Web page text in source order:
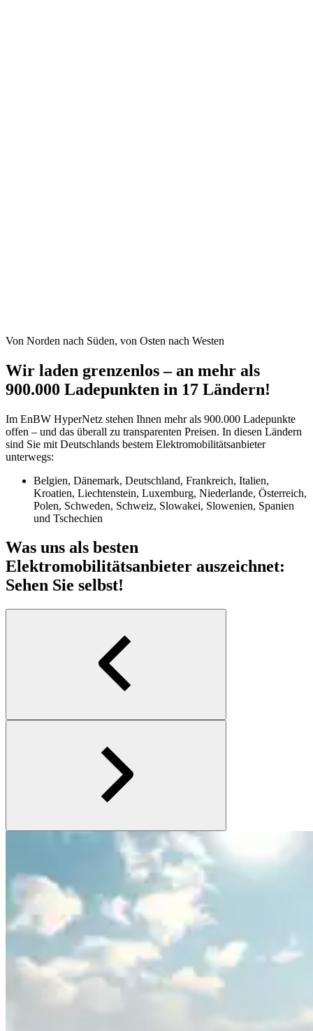
Von Norden nach Süden, von Osten nach Westen
Wir laden grenzenlos – an mehr als
900.000 Ladepunkten in 17 Ländern!
Im EnBW HyperNetz stehen Ihnen mehr als 900.000 Ladepunkte
offen – und das überall zu transparenten Preisen. In diesen Ländern
sind Sie mit Deutschlands bestem Elektro­mobilitäts­anbieter
unterwegs:
Belgien, Dänemark, Deutschland, Frankreich, Italien,
Kroatien, Liechtenstein, Luxemburg, Niederlande, Österreich,
Polen, Schweden, Schweiz, Slowakei, Slowenien, Spanien
und Tschechien
Was uns als besten
Elektromobilitätsanbieter auszeichnet:
Sehen Sie selbst!